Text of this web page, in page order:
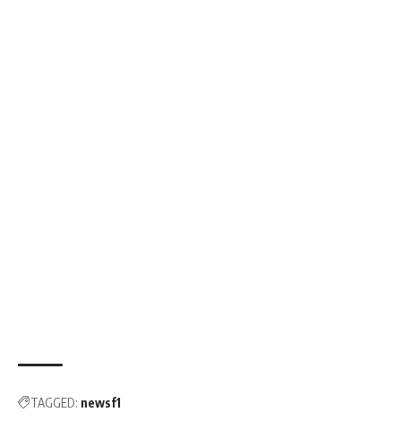
TAGGED: newsf1